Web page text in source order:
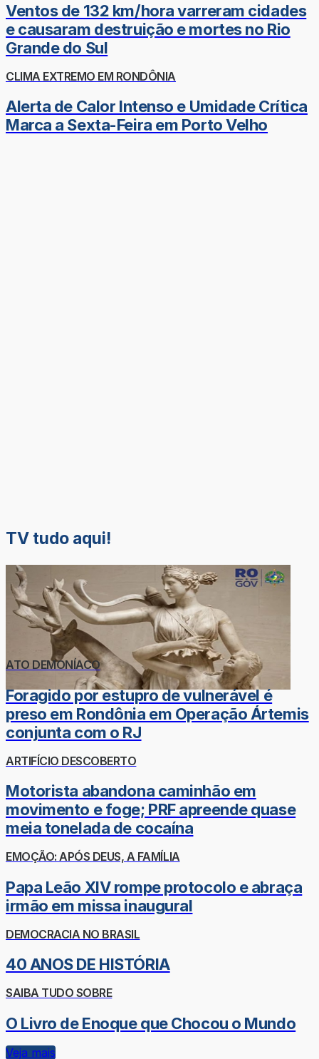
Ventos de 132 km/hora varreram cidades
e causaram destruição e mortes no Rio
Grande do Sul
CLIMA EXTREMO EM RONDÔNIA
Alerta de Calor Intenso e Umidade Crítica
Marca a Sexta-Feira em Porto Velho
TV tudo aqui!
ATO DEMONÍACO
Foragido por estupro de vulnerável é
preso em Rondônia em Operação Ártemis
conjunta com o RJ
ARTIFÍCIO DESCOBERTO
Motorista abandona caminhão em
movimento e foge; PRF apreende quase
meia tonelada de cocaína
EMOÇÃO: APÓS DEUS, A FAMÍLIA
Papa Leão XIV rompe protocolo e abraça
irmão em missa inaugural
DEMOCRACIA NO BRASIL
40 ANOS DE HISTÓRIA
SAIBA TUDO SOBRE
O Livro de Enoque que Chocou o Mundo
Veja mais